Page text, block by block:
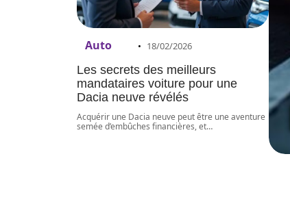
Auto 18/02/2026
Les secrets des meilleurs
mandataires voiture pour une
Dacia neuve révélés
Acquérir une Dacia neuve peut être une aventure
semée d’embûches financières, et…